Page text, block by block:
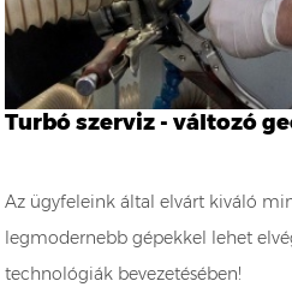
Turbó szerviz - változó
Az ügyfeleink által elvárt kiváló
legmodernebb gépekkel lehet
technológiák bevezetésében!